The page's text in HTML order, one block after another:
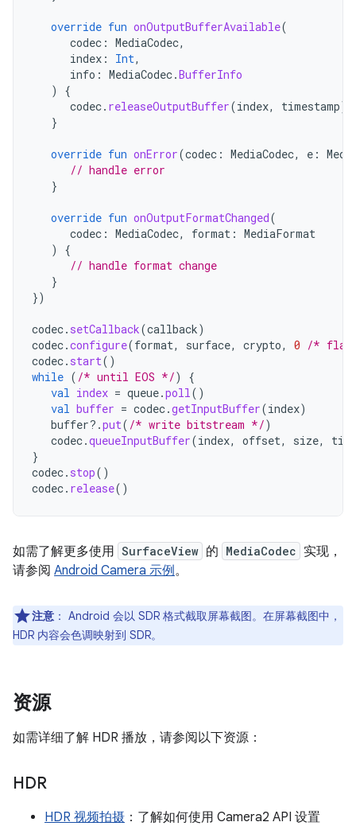
override fun onOutputBufferAvailable(
codec : MediaCodec,
index : Int,
info : MediaCodec.BufferInfo
)
{
codec. releaseOutputBuffer(index, timestamp)
}
override fun onError(codec : MediaCodec, e :
// handle error
}
override fun onOutputFormatChanged(
codec : MediaCodec, format : MediaFormat
)
{
// handle format change
}
})
codec. setCallback(callback)
codec.configure(format, surface, crypto, 0 /*
codec. start()
while ( /* until EOS */)
{
val index = queue.poll()
val buffer = codec.getInputBuffer(index)
buffer?.put( /* write bitstream */)
codec.queueInputBuffer(index, offset, size,
}
codec. stop()
codec. release()
如需了解更多使用 SurfaceView 的 MediaCodec 实现，
请参阅 Android Camera 示例。
注意 ： Android 会以 SDR 格式截取屏幕截图。在屏幕截图中，
HDR 内容会色调映射到 SDR。
资源
如需详细了解 HDR 播放，请参阅以下资源：
HDR
HDR 视频拍摄 ：了解如何使用 Camera2 API 设置